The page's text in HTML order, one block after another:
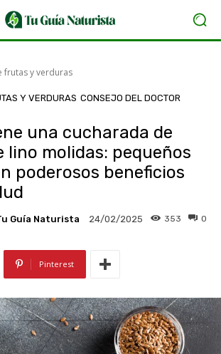
frutas y verduras
Y VERDURAS CONSEJO DEL DOCTOR
una cucharada de
lino molidas: pequeños
poderosos beneficios
Guía Naturista 24/02/2025 0
353
Pinterest